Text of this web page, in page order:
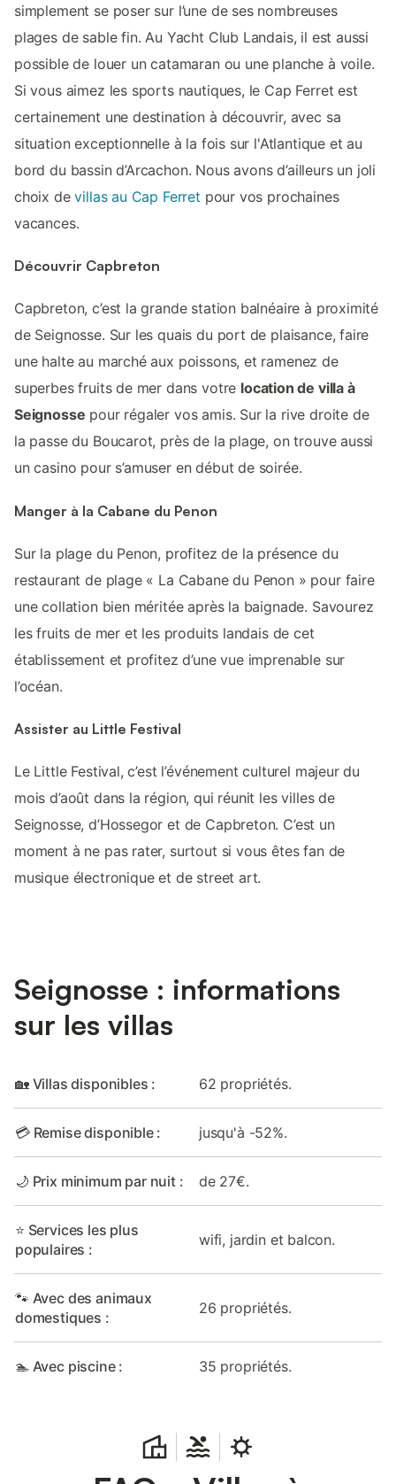
simplement se poser sur l’une de ses nombreuses
plages de sable fin. Au Yacht Club Landais, il est aussi
possible de louer un catamaran ou une planche à voile.
Si vous aimez les sports nautiques, le Cap Ferret est
certainement une destination à découvrir, avec sa
situation exceptionnelle à la fois sur l'Atlantique et au
bord du bassin d’Arcachon. Nous avons d’ailleurs un joli
choix devillas au Cap Ferret pour vos prochaines
vacances.
Découvrir Capbreton
Capbreton, c’est la grande station balnéaire à proximité
de Seignosse. Sur les quais du port de plaisance, faire
une halte au marché aux poissons, et ramenez de
superbes fruits de mer dans votre location de villa à
Seignosse pour régaler vos amis. Sur la rive droite de
la passe du Boucarot, près de la plage, on trouve aussi
un casino pour s’amuser en début de soirée.
Manger à la Cabane du Penon
Sur la plage du Penon, profitez de la présence du
restaurant de plage « La Cabane du Penon » pour faire
une collation bien méritée après la baignade. Savourez
les fruits de mer et les produits landais de cet
établissement et profitez d’une vue imprenable sur
l’océan.
Assister au Little Festival
Le Little Festival, c’est l’événement culturel majeur du
mois d’août dans la région, qui réunit les villes de
Seignosse, d’Hossegor et de Capbreton. C’est un
moment à ne pas rater, surtout si vous êtes fan de
musique électronique et de street art.
Seignosse : informations
sur les villas
🏡 Villas disponibles : 62 propriétés.
💳 Remise disponible : jusqu'à -52%.
🌙 Prix minimum par nuit : de 27€.
⭐ Services les plus
populaires :
wifi, jardin et balcon.
🐾 Avec des animaux
domestiques :
26 propriétés.
🏊 Avec piscine : 35 propriétés.